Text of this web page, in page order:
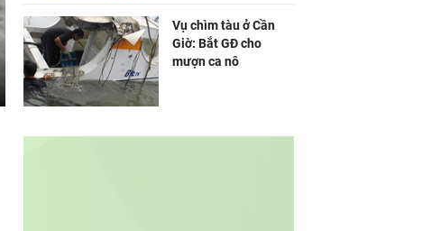
Vụ chìm tàu ở Cần
Giờ: Bắt GĐ cho
mượn ca nô